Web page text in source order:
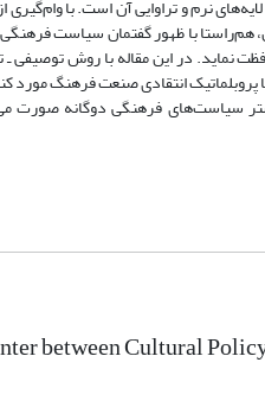
نرم و تراوایی آن است. با وام‌گیری
با ظهور گفتمان سیاست
نماید. در این مقاله با روش توصیفی ـ
مسئله مواجهه سیاست‌گذاری فرهنگی با پروبلماتیک انتقادی صنعت فرهنگ
سیاست‌های فرهنگی دوگانه صورت
between Cultural